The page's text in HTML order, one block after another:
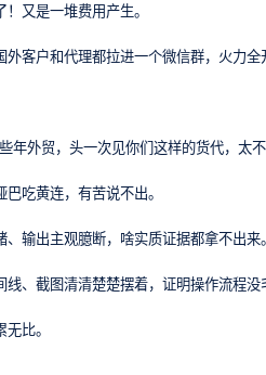
又是一堆费用产生。
客户和代理都拉进一个微信群，火力全
年外贸，头一次见你们这样的货代，太
吃黄连，有苦说不出。
输出主观臆断，啥实质证据都拿不出来。
、截图清清楚楚摆着，证明操作流程没
比。